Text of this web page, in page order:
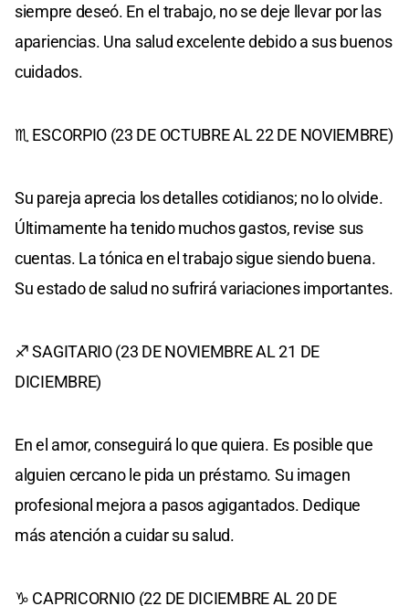
siempre deseó. En el trabajo, no se deje llevar por las
apariencias. Una salud excelente debido a sus buenos
cuidados.
♏ ESCORPIO (23 DE OCTUBRE AL 22 DE NOVIEMBRE)
Su pareja aprecia los detalles cotidianos; no lo olvide.
Últimamente ha tenido muchos gastos, revise sus
cuentas. La tónica en el trabajo sigue siendo buena.
Su estado de salud no sufrirá variaciones importantes.
♐ SAGITARIO (23 DE NOVIEMBRE AL 21 DE
DICIEMBRE)
En el amor, conseguirá lo que quiera. Es posible que
alguien cercano le pida un préstamo. Su imagen
profesional mejora a pasos agigantados. Dedique
más atención a cuidar su salud.
♑ CAPRICORNIO (22 DE DICIEMBRE AL 20 DE